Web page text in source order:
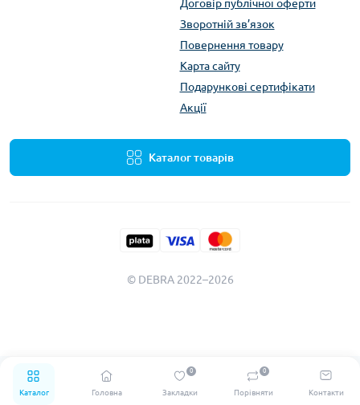
Каталог Головна Закладки
0
Порівняти
0
Контакти
Договір публічної оферти
Зворотній зв’язок
Повернення товару
Карта сайту
Подарункові сертифікати
Акції
Каталог товарів
© DEBRA 2022–2026